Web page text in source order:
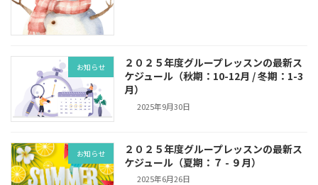
お知らせ
２０２５年度グループレッスンの最新ス
ケジュール（秋期：10-12月 / 冬期：1-3
月）
2025年9月30日
お知らせ
２０２５年度グループレッスンの最新ス
ケジュール（夏期：７ - ９月）
2025年6月26日